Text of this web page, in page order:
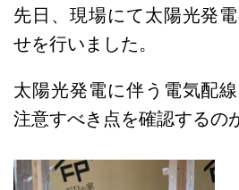
先日、現場にて太陽光発
せを行いました。
太陽光発電に伴う電気配
注意すべき点を確認するの